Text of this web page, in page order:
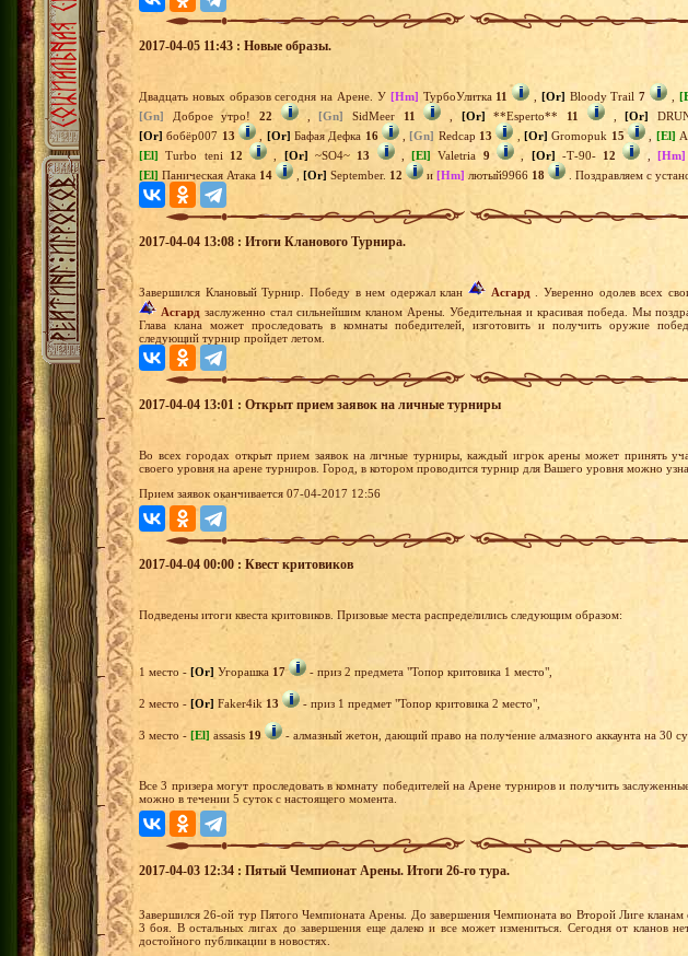
2017-04-05 11:43 : Новые образы.
Двадцать новых образов сегодня на Арене. У [Hm] ТурбоУлитка 11 [Or] Bloody Trail7
[Gn] Доброе утро!22 , [Gn] SidMeer 11 [Or] **Esperto** 11 ,[Or]
[Or] бобёр007 13 , [Or] Бафая Дефка 16 ,[Gn] Redcap 13 [Or] Gromopuk 15 , [El]
[El] Turbo teni 12 [Or] ~SO4~ 13 ,[El] Valetria 9 , [Or] -Т-90- 12 [Hm]
[El] Паническая Атака 14 [Or] September. 12 и [Hm] лютый9966 18 . Поздравляем с
2017-04-04 13:08 : Итоги Кланового Турнира.
Завершился Клановый Турнир. Победу в нем одержал клан Асгард. Уверенно одолев всех
Асгард заслуженно стал сильнейшим кланом Арены. Убедительная и красивая победа. Мы
Глава клана может проследовать в комнаты победителей, изготовить и получить оружие
следующий турнир пройдет летом.
2017-04-04 13:01 : Открыт прием заявок на личные турниры
Во всех городах открыт прием заявок на личные турниры, каждый игрок арены может принять
своего уровня на арене турниров. Город, в котором проводится турнир для Вашего уровня можно
Прием заявок оканчивается 07-04-2017 12:56
2017-04-04 00:00 : Квест критовиков
Подведены итоги квеста критовиков. Призовые места распределились следующим образом:
1 место - [Or] Угорашка 17 - приз 2 предмета "Топор критовика 1 место",
2 место - [Or] Faker4ik 13 - приз 1 предмет "Топор критовика 2 место",
3 место - [El] assasis 19 - алмазный жетон, дающий право на получение алмазного аккаунта на 30
Все 3 призера могут проследовать в комнату победителей на Арене турниров и получить
можно в течении 5 суток с настоящего момента.
2017-04-03 12:34 : Пятый Чемпионат Арены. Итоги 26-го тура.
Завершился 26-ой тур Пятого Чемпионата Арены. До завершения Чемпионата во Второй Лиге кланам
3 боя. В остальных лигах до завершения еще далеко и все может измениться. Сегодня от кланов
достойного публикации в новостях.